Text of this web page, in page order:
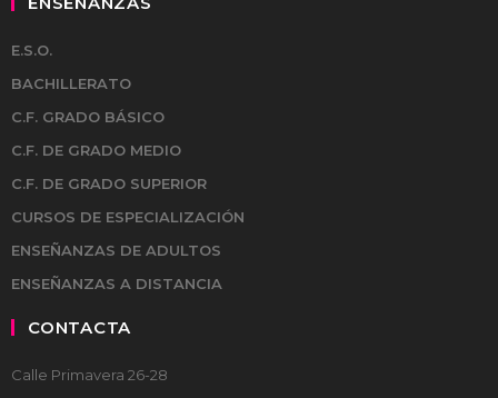
E.S.O.
BACHILLERATO
C.F. GRADO BÁSICO
C.F. DE GRADO MEDIO
C.F. DE GRADO SUPERIOR
CURSOS DE ESPECIALIZACIÓN
ENSEÑANZAS DE ADULTOS
ENSEÑANZAS A DISTANCIA
CONTACTA
Calle Primavera 26-28